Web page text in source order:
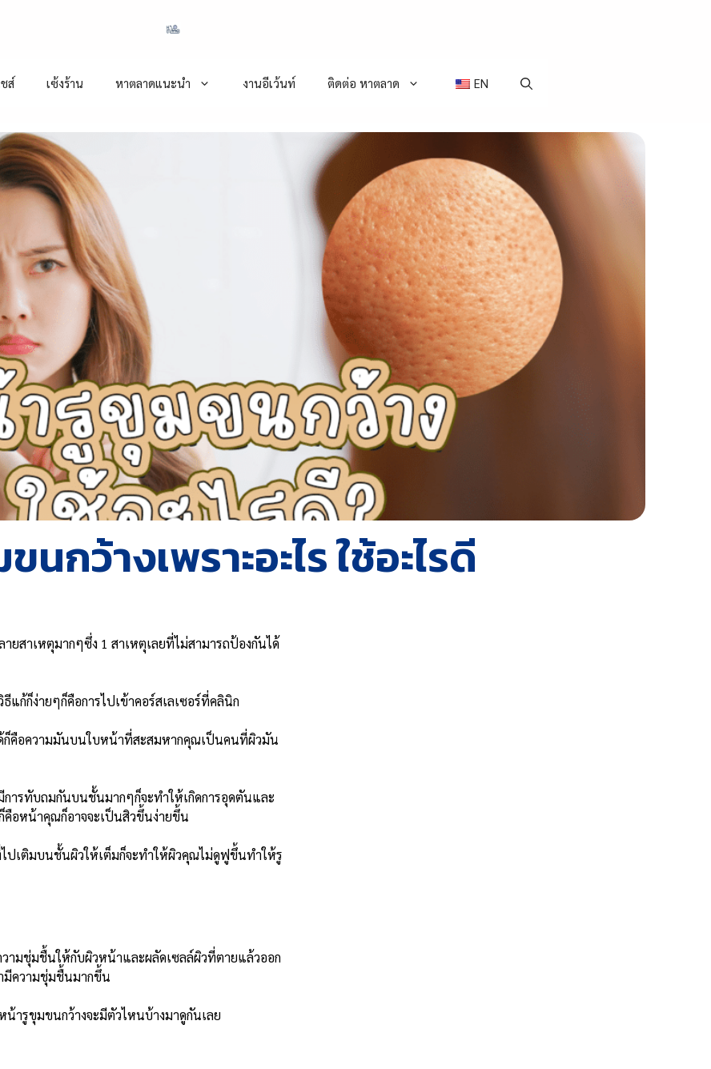
ส์ เซ้งร้าน หาตลาดแนะนำ งานอีเว้นท์ ติดต่อ หาตลาด EN
นกว้างเพราะอะไร ใช้อะไรดี
สาเหตุมากๆซึ่ง 1 สาเหตุเลยที่ไม่สามารถป้องกันได้
ธีแก้ก็ง่ายๆก็คือการไปเข้าคอร์สเลเซอร์ที่คลินิก
ก็คือความมันบนใบหน้าที่สะสมหากคุณเป็นคนที่ผิวมัน
มีการทับถมกันบนชั้นมากๆก็จะทำให้เกิดการอุดตันและ
อหน้าคุณก็อาจจะเป็นสิวขึ้นง่ายขึ้น
ปเติมบนชั้นผิวให้เต็มก็จะทำให้ผิวคุณไม่ดูฟูขึ้นทำให้รู
ามชุ่มชื้นให้กับผิวหน้าและผลัดเซลล์ผิวที่ตายแล้วออก
มีความชุ่มชื้นมากขึ้น
ารูขุมขนกว้างจะมีตัวไหนบ้างมาดูกันเลย